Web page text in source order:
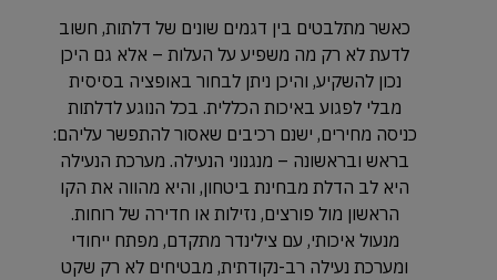
כאשר מתלבטים בין דגמים שונים של דלתות, חשוב
לדעת לא רק מה משפיע על העלות – אלא גם היכן
נכון להשקיע, והיכן ניתן לבחור באופציה בסיסית
מבלי לפגוע באיכות הכללית. בכל הנוגע לדלתות
כניסה מחירים, ישנם רכיבים שאסור להתפשר עליהם:
בראש ובראשונה – מנגנוני הנעילה. מערכת הנעילה
היא לב הדלת מבחינת ביטחון, והיא מהווה את הקו
הראשון מול פורצים, נזילות או חדירה של רוחות.
מנעול איכותי, עם צילינדר מתקדם, מפתח ייחודי
ומערכת נעילה רב-נקודתית, מבטיחים לא רק שקט